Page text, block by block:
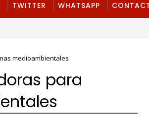
TWITTER WHATSAPP
medioambientales
para